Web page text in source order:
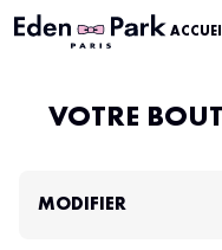
VOTRE
MODIFIER